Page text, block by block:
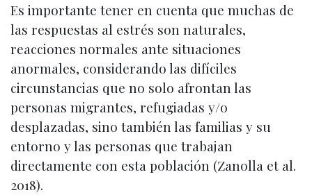
Es importante tener en cuenta que muchas de
las respuestas al estrés son naturales,
reacciones normales ante situaciones
anormales, considerando las difíciles
circunstancias que no solo afrontan las
personas migrantes, refugiadas y/o
desplazadas, sino también las familias y su
entorno y las personas que trabajan
directamente con esta población (Zanolla et al.
2018).